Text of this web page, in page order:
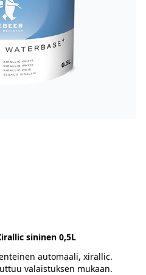
sininen 0,5L
automaali, xirallic.
valaistuksen mukaan.